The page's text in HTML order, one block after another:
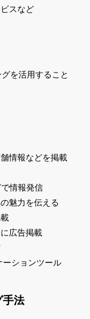
スなど
を活用すること
情報などを掲載
情報発信
魅力を伝える
広告掲載
ーションツール
手法